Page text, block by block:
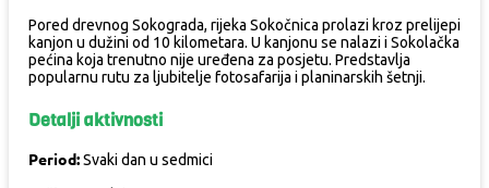
Pored drevnog Sokograda, rijeka Sokočnica prolazi kroz prelijepi
kanjon u dužini od 10 kilometara. U kanjonu se nalazi i Sokolačka
pećina koja trenutno nije uređena za posjetu. Predstavlja
popularnu rutu za ljubitelje fotosafarija i planinarskih šetnji.
Detalji aktivnosti
Period:Svaki dan u sedmici